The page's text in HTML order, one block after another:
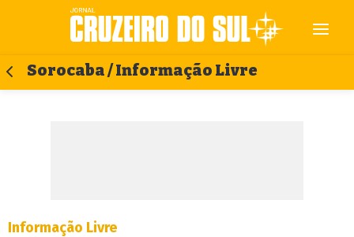
Sorocaba / Informação Livre
Informação Livre